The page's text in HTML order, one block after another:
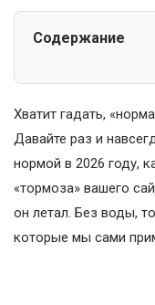
Содержание
Хватит гадать,
Давайте раз и
нормой в 2026 году,
«тормоза» вашего
он летал. Без воды,
которые мы сами